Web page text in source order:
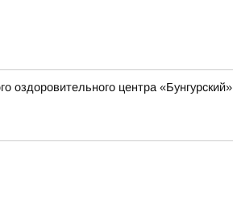
оздоровительного центра «Бунгурский»